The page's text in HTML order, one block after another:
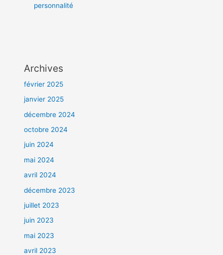
personnalité
Archives
février 2025
janvier 2025
décembre 2024
octobre 2024
juin 2024
mai 2024
avril 2024
décembre 2023
juillet 2023
juin 2023
mai 2023
avril 2023